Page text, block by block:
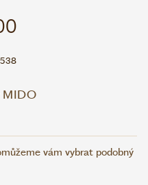
MIDO
vám vybrat podobný